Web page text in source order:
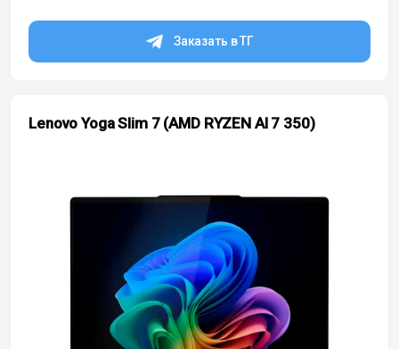
Заказать в ТГ
Lenovo Yoga Slim 7 (AMD RYZEN AI 7 350)